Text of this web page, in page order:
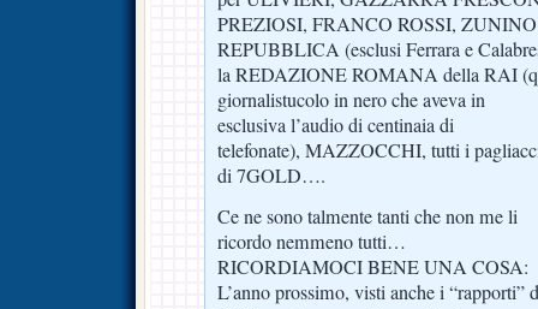
PREZIOSI, FRANCO ROSSI, ZUNINO
REPUBBLICA (esclusi Ferrara e
la REDAZIONE ROMANA della RAI
giornalistucolo in nero che aveva in
esclusiva l’audio di centinaia di
telefonate), MAZZOCCHI, tutti i
di 7GOLD….
Ce ne sono talmente tanti che non me li
ricordo nemmeno tutti…
RICORDIAMOCI BENE UNA COSA:
L’anno prossimo, visti anche i “rapporti”